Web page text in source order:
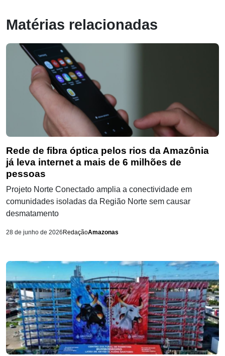
Matérias relacionadas
Rede de fibra óptica pelos rios da Amazônia
já leva internet a mais de 6 milhões de
pessoas
Projeto Norte Conectado amplia a conectividade em
comunidades isoladas da Região Norte sem causar
desmatamento
28 de junho de 2026 RedaçãoAmazonas